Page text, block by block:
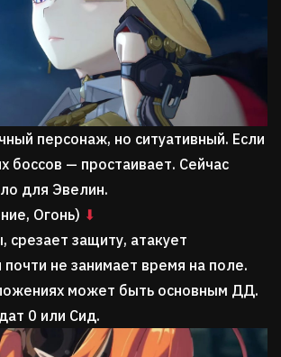
персонаж, но ситуативный. Если
боссов — простаивает. Сейчас
для Эвелин.
Огонь) ⬇
защиту, атакует
не занимает время на поле.
может быть основным ДД.
0 или Сид.